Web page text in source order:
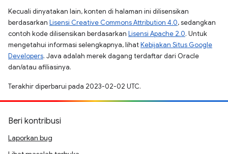
Kecuali dinyatakan lain, konten di halaman ini dilisensikan
berdasarkan Lisensi Creative Commons Attribution 4.0, sedangkan
contoh kode dilisensikan berdasarkan Lisensi Apache 2.0. Untuk
mengetahui informasi selengkapnya, lihatKebijakan Situs Google
Developers. Java adalah merek dagang terdaftar dari Oracle
dan/atau afiliasinya.
Terakhir diperbarui pada 2023-02-02 UTC.
Beri kontribusi
Laporkan bug